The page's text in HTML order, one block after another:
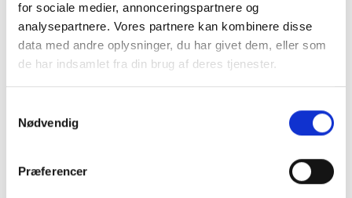
for sociale medier, annonceringspartnere og
analysepartnere. Vores partnere kan kombinere disse
data med andre oplysninger, du har givet dem, eller som
de har indsamlet fra din brug af deres tjenester.
Nødvendig
Præferencer
Model/varenr.: 10434 655
Chilli red
X-small
Small
Model/varenr.:
Mona dress Bora